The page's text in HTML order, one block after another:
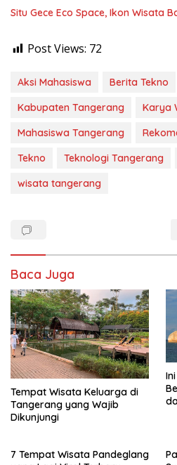
Situ Gece Eco Space, Ikon Wisata
Post Views: 72
Aksi Mahasiswa Berita Tekno
Kabupaten Tangerang
Karya
Mahasiswa Tangerang
Tekno
Teknologi Tangerang
wisata tangerang
Baca Juga
Tempat Wisata Keluarga di
Tangerang yang Wajib
Dikunjungi
7 Tempat Wisata Pandeglang